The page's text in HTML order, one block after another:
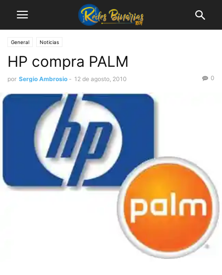
General Noticias
HP compra PALM
por Sergio Ambrosio - 12 de agosto, 2010 0